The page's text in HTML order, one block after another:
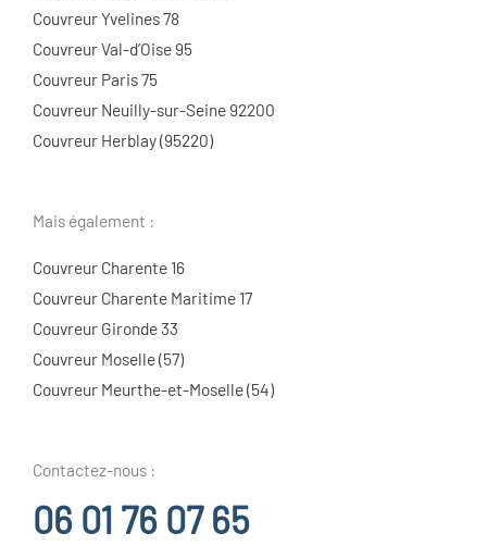
Couvreur Yvelines 78
Couvreur Val-d’Oise 95
Couvreur Paris 75
Couvreur Neuilly-sur-Seine 92200
Couvreur Herblay (95220)
Mais également :
Couvreur Charente 16
Couvreur Charente Maritime 17
Couvreur Gironde 33
Couvreur Moselle (57)
Couvreur Meurthe-et-Moselle (54)
Contactez-nous :
06 01 76 07 65